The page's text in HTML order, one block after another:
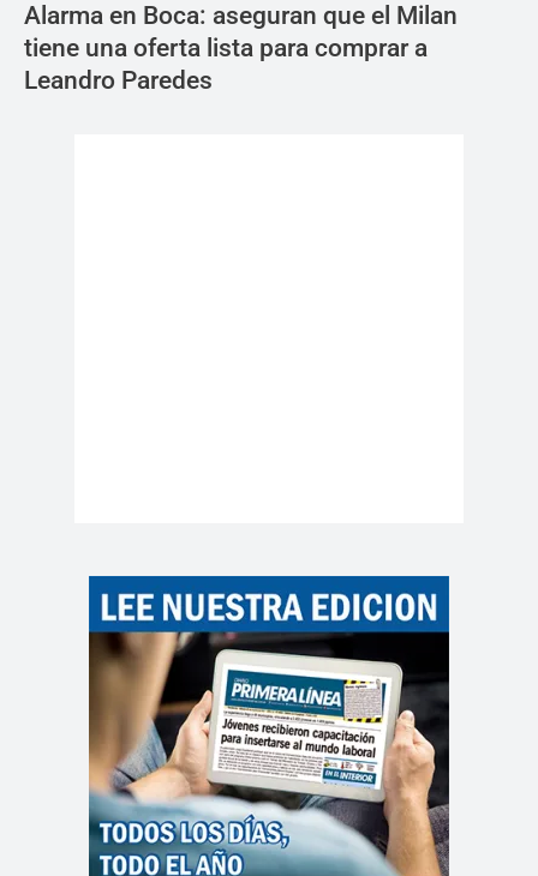
Alarma en Boca: aseguran que el Milan
tiene una oferta lista para comprar a
Leandro Paredes